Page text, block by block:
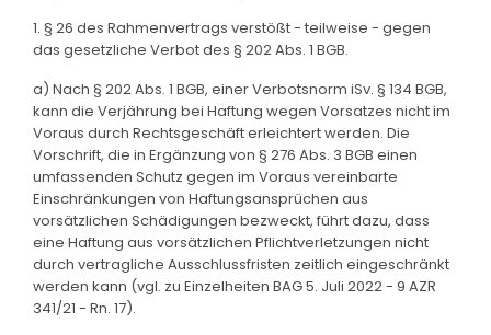
1. § 26 des Rahmenvertrags verstößt - teilweise - gegen
das gesetzliche Verbot des § 202 Abs. 1 BGB.
a) Nach § 202 Abs. 1 BGB, einer Verbotsnorm iSv. § 134 BGB,
kann die Verjährung bei Haftung wegen Vorsatzes nicht im
Voraus durch Rechtsgeschäft erleichtert werden. Die
Vorschrift, die in Ergänzung von § 276 Abs. 3 BGB einen
umfassenden Schutz gegen im Voraus vereinbarte
Einschränkungen von Haftungsansprüchen aus
vorsätzlichen Schädigungen bezweckt, führt dazu, dass
eine Haftung aus vorsätzlichen Pflichtverletzungen nicht
durch vertragliche Ausschlussfristen zeitlich eingeschränkt
werden kann (vgl. zu Einzelheiten BAG 5. Juli 2022 - 9 AZR
341/21 - Rn. 17).